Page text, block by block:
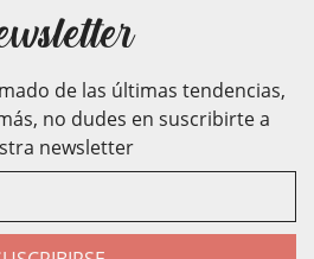
de las últimas tendencias,
no dudes en suscribirte a
newsletter